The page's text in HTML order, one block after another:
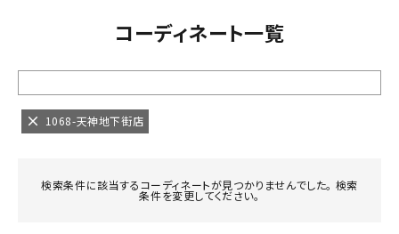
コーディネート一覧
1068-天神地下街店
検索条件に該当するコーディネートが見つかりませんでした。 検索
条件を変更してください。